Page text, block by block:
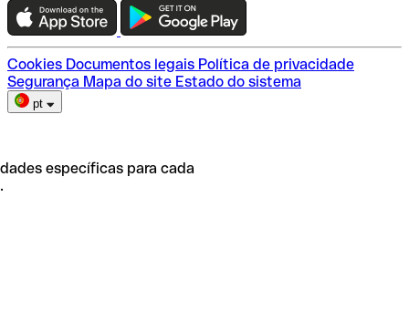
Escolha do plano
Cookies Documentos legais Política de privacidade
Segurança Mapa do site Estado do sistema
pt
específicas para cada